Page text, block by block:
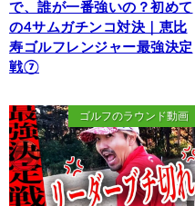
で、誰が一番強いの？初めて
の4サムガチンコ対決｜恵比
寿ゴルフレンジャー最強決定
戦⑦
ゴルフのラウンド動画